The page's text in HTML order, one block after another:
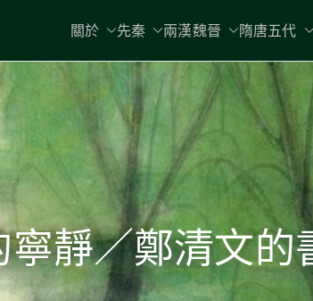
關於 先秦 兩漢魏晉 隋唐五代
寧靜／鄭清文